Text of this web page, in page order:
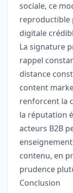
sociale, ce
reproductible
digitale
La signature
rappel
distance
content
renforcent la
la réputation
acteurs B2B
contenu, en
prudence
Conclusion